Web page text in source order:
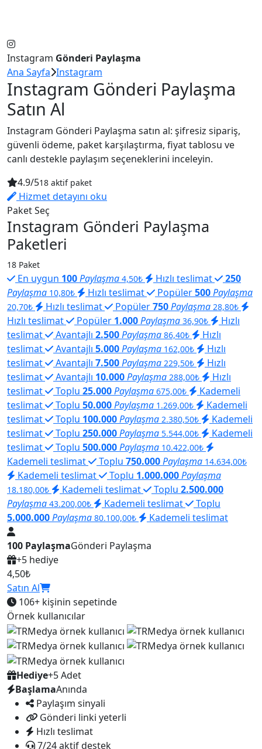
Instagram Gönderi Paylaşma
Ana Sayfa Instagram
Instagram Gönderi Paylaşma
Satın Al
Instagram Gönderi Paylaşma satın al: şifresiz sipariş,
güvenli ödeme, paket karşılaştırma, fiyat tablosu ve
canlı destekle paylaşım seçeneklerini inceleyin.
4.9/518 aktif paket
Hizmet detayını oku
Paket Seç
Instagram Gönderi Paylaşma
Paketleri
18 Paket
En uygun 100Paylaşma 4,50₺ Hızlı teslimat
250
Paylaşma 10,80₺ Hızlı teslimat Popüler500Paylaşma
20,70₺ Hızlı teslimat Popüler750Paylaşma 28,80₺
Hızlı teslimat Popüler 1.000Paylaşma 36,90₺
Hızlı
teslimat
Avantajlı 2.500Paylaşma 86,40₺
Hızlı
teslimat
Avantajlı 5.000Paylaşma 162,00₺
Hızlı
teslimat
Avantajlı 7.500Paylaşma 229,50₺
Hızlı
teslimat
Avantajlı 10.000Paylaşma 288,00₺
Hızlı
teslimat
Toplu 25.000Paylaşma 675,00₺
Kademeli
teslimat
Toplu 50.000Paylaşma 1.269,00₺
Kademeli
teslimat
Toplu 100.000Paylaşma 2.380,50₺
Kademeli
teslimat
Toplu 250.000Paylaşma 5.544,00₺
Kademeli
teslimat
Toplu 500.000Paylaşma 10.422,00₺
Kademeli teslimat Toplu 750.000Paylaşma 14.634,00₺
Kademeli teslimat Toplu 1.000.000Paylaşma
18.180,00₺ Kademeli teslimat Toplu 2.500.000
Paylaşma 43.200,00₺ Kademeli teslimat
Toplu
5.000.000Paylaşma 80.100,00₺ Kademeli teslimat
100 PaylaşmaGönderi Paylaşma
+5 hediye
4,50₺
Satın Al
106+ kişinin sepetinde
Örnek kullanıcılar
Hediye+5 Adet
BaşlamaAnında
Paylaşım sinyali
Gönderi linki yeterli
Hızlı teslimat
7/24 aktif destek